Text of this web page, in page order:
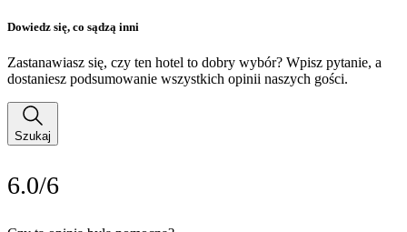
Dowiedz się, co sądzą inni
Zastanawiasz się, czy ten hotel to dobry wybór? Wpisz pytanie, a
dostaniesz podsumowanie wszystkich opinii naszych gości.
Szukaj
6.0/6